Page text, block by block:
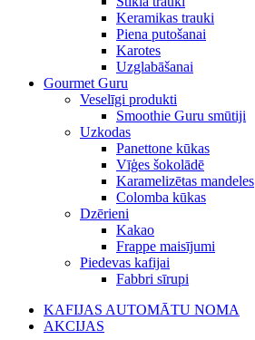
Keramikas trauki
Piena putošanai
Karotes
Uzglabāšanai
Gourmet Guru
Veselīgi produkti
Smoothie Guru smūtiji
Uzkodas
Panettone kūkas
Vīģes šokolādē
Karamelizētas mandeles
Colomba kūkas
Dzērieni
Kakao
Frappe maisījumi
Piedevas kafijai
Fabbri sīrupi
KAFIJAS AUTOMĀTU NOMA
AKCIJAS